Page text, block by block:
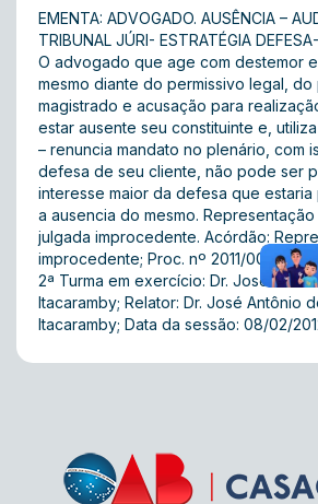
EMENTA: ADVOGADO. AUSÊNCIA –
TRIBUNAL JÚRI- ESTRATÉGIA
O advogado que age com destemor
mesmo diante do permissivo legal,
magistrado e acusação para
estar ausente seu constituinte e,
– renuncia mandato no plenário, com
defesa de seu cliente, não pode ser
interesse maior da defesa que
a ausencia do mesmo.
julgada improcedente. Acórdão:
improcedente; Proc. nº 2011/00422;
2ª Turma em exercício: Dr. José
Itacaramby; Relator: Dr. José Antônio
Itacaramby; Data da sessão: 08/02/